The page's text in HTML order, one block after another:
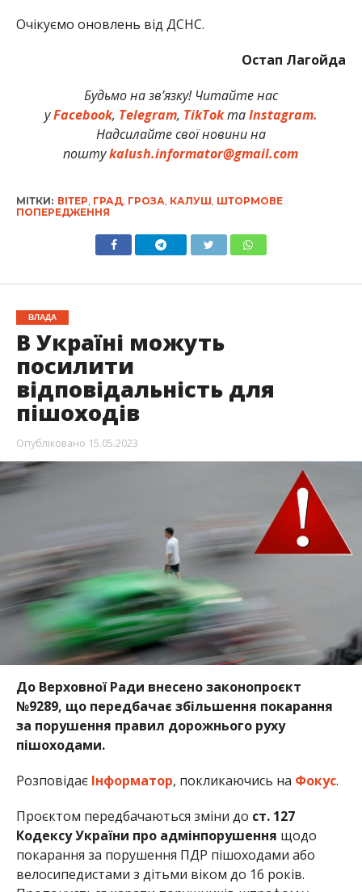
Очікуємо оновлень від ДСНС.
Остап Лагойда
Будьмо на зв’язку! Читайте нас
уFacebook, Telegram, TikTokтаInstagram.
Надсилайте свої новини на
поштуkalush.informator@gmail.com
МІТКИ: ВІТЕР ГРАД, ГРОЗА КАЛУШ ШТОРМОВЕ
ПОПЕРЕДЖЕННЯ
ВЛАДА
В Україні можуть
посилити
відповідальність для
пішоходів
Опубліковано 15.05.2023
До Верховної Ради внесено законопроєкт
№9289, що передбачає збільшення покарання
за порушення правил дорожнього руху
пішоходами.
Розповідає Інформатор, покликаючись на Фокус.
Проєктом передбачаються зміни до ст. 127
Кодексу України про адмінпорушення щодо
покарання за порушення ПДР пішоходами або
велосипедистами з дітьми віком до 16 років.